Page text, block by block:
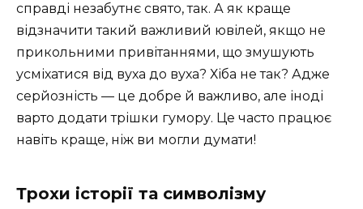
справді незабутнє свято, так. А як краще
відзначити такий важливий ювілей, якщо не
прикольними привітаннями, що змушують
усміхатися від вуха до вуха? Хіба не так? Адже
серйозність — це добре й важливо, але іноді
варто додати трішки гумору. Це часто працює
навіть краще, ніж ви могли думати!
Трохи історії та символізму